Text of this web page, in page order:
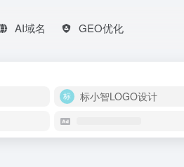
AI域名 GEO优化
标小智LOGO设计